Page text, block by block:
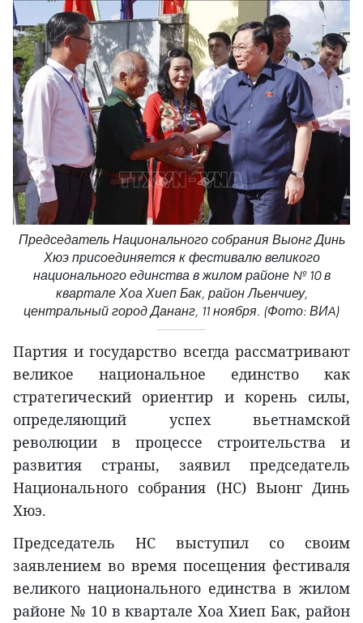
Председатель Национального собрания Выонг Динь
Хюэ присоединяется к фестивалю великого
национального единства в жилом районе № 10 в
квартале Хоа Хиеп Бак, район Льенчиеу,
центральный город Дананг, 11 ноября. (Фото: ВИA)
Партия и государство всегда рассматривают
великое национальное единство как
стратегический ориентир и корень силы,
определяющий успех вьетнамской
революции в процессе строительства и
развития страны, заявил председатель
Национального собрания (НС) Выонг Динь
Хюэ.
Председатель НС выступил со своим
заявлением во время посещения фестиваля
великого национального единства в жилом
районе № 10 в квартале Хоа Хиеп Бак, район